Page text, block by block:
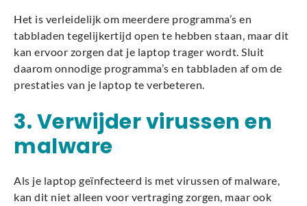
Het is verleidelijk om meerdere programma’s en
tabbladen tegelijkertijd open te hebben staan, maar dit
kan ervoor zorgen dat je laptop trager wordt. Sluit
daarom onnodige programma’s en tabbladen af om de
prestaties van je laptop te verbeteren.
3. Verwijder virussen en
malware
Als je laptop geïnfecteerd is met virussen of malware,
kan dit niet alleen voor vertraging zorgen, maar ook